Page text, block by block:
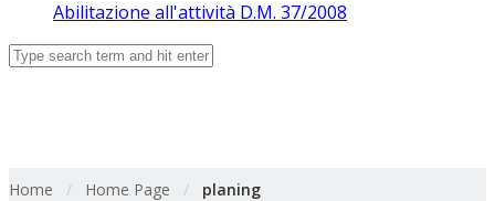
Abilitazione all'attività D.M. 37/2008
Home / Home Page / planing